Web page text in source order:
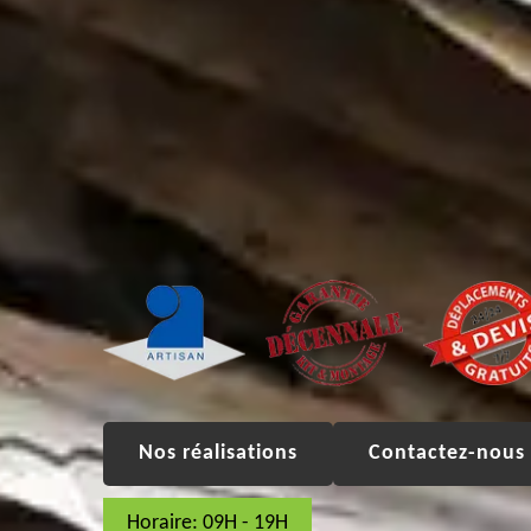
Nos réalisations Contactez-nous
Horaire: 09H - 19H